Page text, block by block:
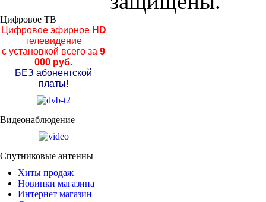
Цифровое ТВ
Цифровое эфирноеHD
телевидение
с установкой всего за 9
000 руб.
БЕЗ абонентской
платы!
Видеонаблюдение
Спутниковые антенны
Хиты продаж
Новинки магазина
Интернет магазин